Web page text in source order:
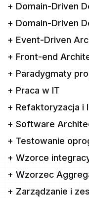
+ Domain-Driven
+ Domain-Driven
+ Event-Driven
+ Front-end
+ Paradygmaty
+ Praca w IT
+ Refaktoryzacja i
+ Software
+ Testowanie
+ Wzorce
+ Wzorzec
+ Zarządzanie i